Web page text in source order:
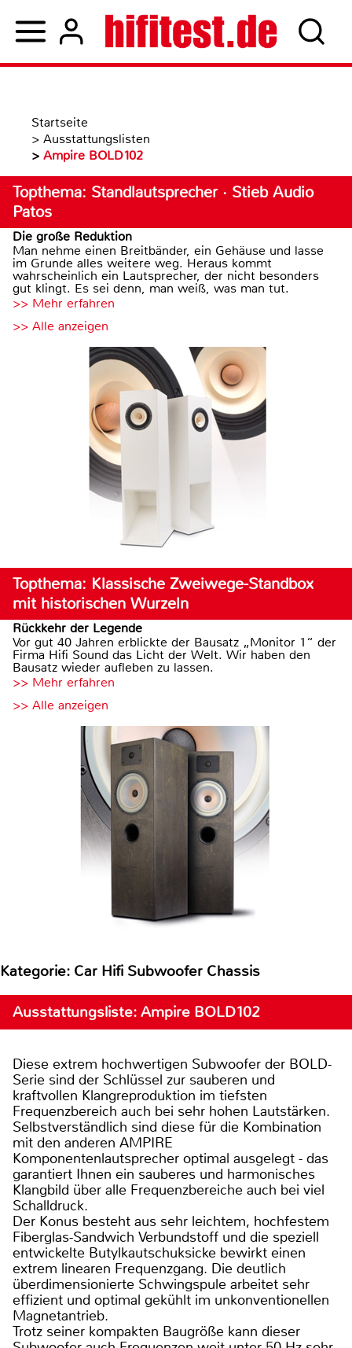
Startseite
> Ausstattungslisten
> Ampire BOLD102
Topthema: Standlautsprecher · Stieb Audio
Patos
Die große Reduktion
Man nehme einen Breitbänder, ein Gehäuse und lasse
im Grunde alles weitere weg. Heraus kommt
wahrscheinlich ein Lautsprecher, der nicht besonders
gut klingt. Es sei denn, man weiß, was man tut.
>> Mehr erfahren
>> Alle anzeigen
Topthema: Klassische Zweiwege-Standbox
mit historischen Wurzeln
Rückkehr der Legende
Vor gut 40 Jahren erblickte der Bausatz „Monitor 1“ der
Firma Hifi Sound das Licht der Welt. Wir haben den
Bausatz wieder aufleben zu lassen.
>> Mehr erfahren
>> Alle anzeigen
Kategorie: Car Hifi Subwoofer Chassis
Ausstattungsliste: Ampire BOLD102
Diese extrem hochwertigen Subwoofer der BOLD-
Serie sind der Schlüssel zur sauberen und
kraftvollen Klangreproduktion im tiefsten
Frequenzbereich auch bei sehr hohen Lautstärken.
Selbstverständlich sind diese für die Kombination
mit den anderen AMPIRE
Komponentenlautsprecher optimal ausgelegt - das
garantiert Ihnen ein sauberes und harmonisches
Klangbild über alle Frequenzbereiche auch bei viel
Schalldruck.
Der Konus besteht aus sehr leichtem, hochfestem
Fiberglas-Sandwich Verbundstoff und die speziell
entwickelte Butylkautschuksicke bewirkt einen
extrem linearen Frequenzgang. Die deutlich
überdimensionierte Schwingspule arbeitet sehr
effizient und optimal gekühlt im unkonventionellen
Magnetantrieb.
Trotz seiner kompakten Baugröße kann dieser